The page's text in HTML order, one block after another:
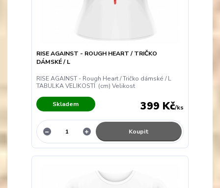
RISE AGAINST - ROUGH HEART / TRIČKO
DÁMSKÉ / L
RISE AGAINST - Rough Heart / Tričko dámské / L
TABULKA VELIKOSTÍ (cm) Velikost
399 Kč/ks
Skladem
Koupit